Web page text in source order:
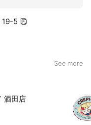
19-5
See more
酒田店